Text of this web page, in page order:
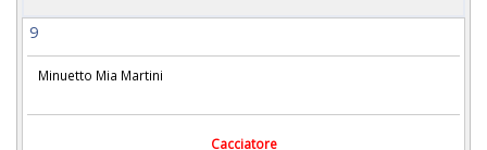
9
Minuetto Mia Martini
Cacciatore